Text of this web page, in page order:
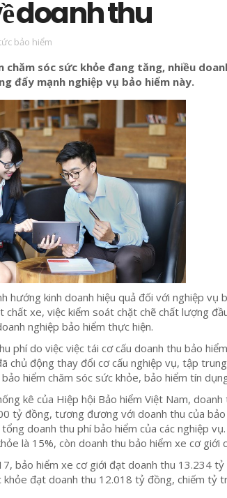
doanh thu
bảo hiểm
chăm sóc sức khỏe đang tăng, nhiều
đẩy mạnh nghiệp vụ bảo hiểm này.
hướng kinh doanh hiệu quả đối với nghiệp vụ
chất xe, việc kiểm soát chặt chẽ chất lượng
nghiệp bảo hiểm thực hiện.
phí do việc việc tái cơ cấu doanh thu bảo
chủ động thay đổi cơ cấu nghiệp vụ, tập
hiểm chăm sóc sức khỏe, bảo hiểm tín
kê của Hiệp hội Bảo hiểm Việt Nam,
tỷ đồng, tương đương với doanh thu của
doanh thu phí bảo hiểm của các nghiệp
là 15%, còn doanh thu bảo hiểm xe cơ giới
bảo hiểm xe cơ giới đạt doanh thu 13.234
khỏe đạt doanh thu 12.018 tỷ đồng, chiếm tỷ